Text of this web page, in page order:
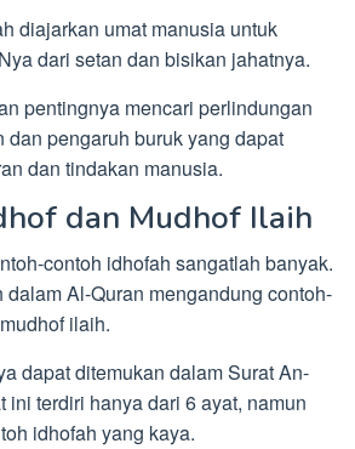
diajarkan umat manusia untuk
dari setan dan bisikan jahatnya.
pentingnya mencari perlindungan
pengaruh buruk yang dapat
dan tindakan manusia.
dan Mudhof Ilaih
contoh idhofah sangatlah banyak.
dalam Al-Quran mengandung contoh-
ilaih.
dapat ditemukan dalam Surat An-
ini terdiri hanya dari 6 ayat, namun
idhofah yang kaya.